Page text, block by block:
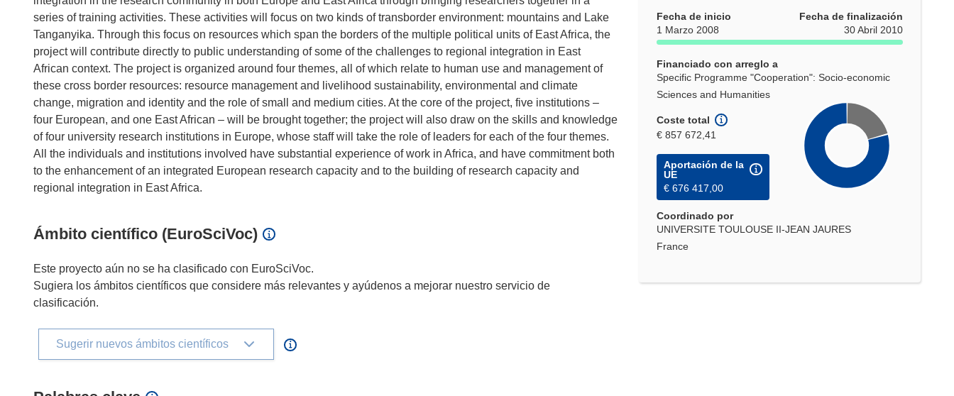
Fecha de inicio
1 Marzo 2008
Fecha de finalización
30 Abril 2010
Financiado con arreglo a
Specific Programme "Cooperation": Socio-economic
Sciences and Humanities
Coste total
€ 857 672,41
Aportación de la
UE
€ 676 417,00
Coordinado por
UNIVERSITE TOULOUSE II-JEAN JAURES
France
series of training activities. These activities will focus on two kinds of transborder environment: mountains and Lake
Tanganyika. Through this focus on resources which span the borders of the multiple political units of East Africa, the
project will contribute directly to public understanding of some of the challenges to regional integration in East
African context. The project is organized around four themes, all of which relate to human use and management of
these cross border resources: resource management and livelihood sustainability, environmental and climate
change, migration and identity and the role of small and medium cities. At the core of the project, five institutions –
four European, and one East African – will be brought together; the project will also draw on the skills and knowledge
of four university research institutions in Europe, whose staff will take the role of leaders for each of the four themes.
All the individuals and institutions involved have substantial experience of work in Africa, and have commitment both
to the enhancement of an integrated European research capacity and to the building of research capacity and
Ámbito científico (EuroSciVoc)
Este proyecto aún no se ha clasificado con EuroSciVoc.
Sugiera los ámbitos científicos que considere más relevantes y ayúdenos a mejorar nuestro servicio de
clasificación.
Sugerir nuevos ámbitos científicos